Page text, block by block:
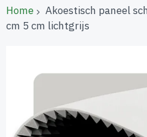
Home
Akoestisch paneel
cm 5 cm lichtgrijs
afbeeldingen-
gallerij